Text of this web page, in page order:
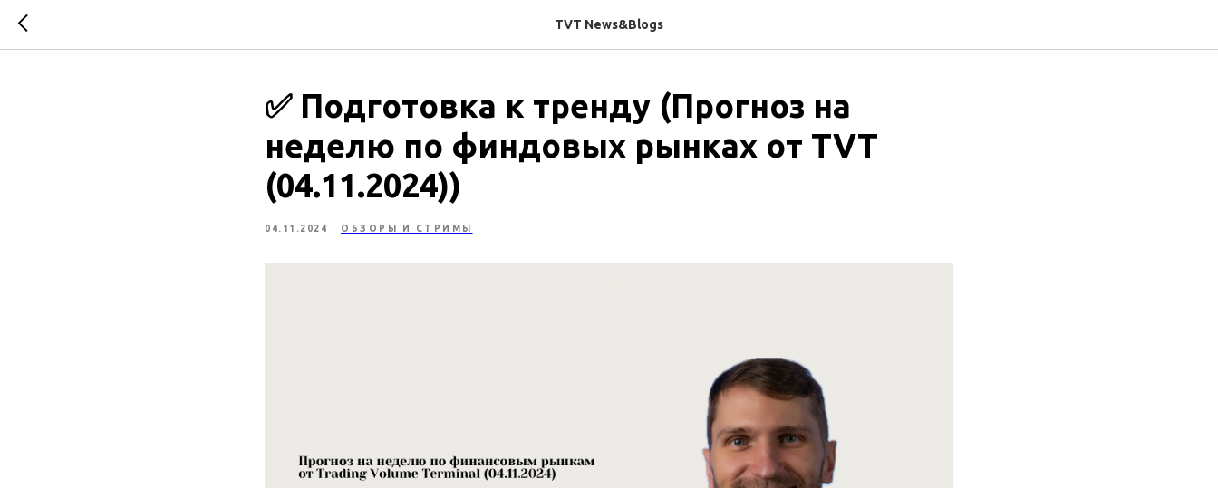
TVT News&Blogs
✅ Подготовка к тренду (Прогноз на
неделю по финдовых рынках от TVT
(04.11.2024))
04.11.2024 ОБЗОРЫ И СТРИМЫ